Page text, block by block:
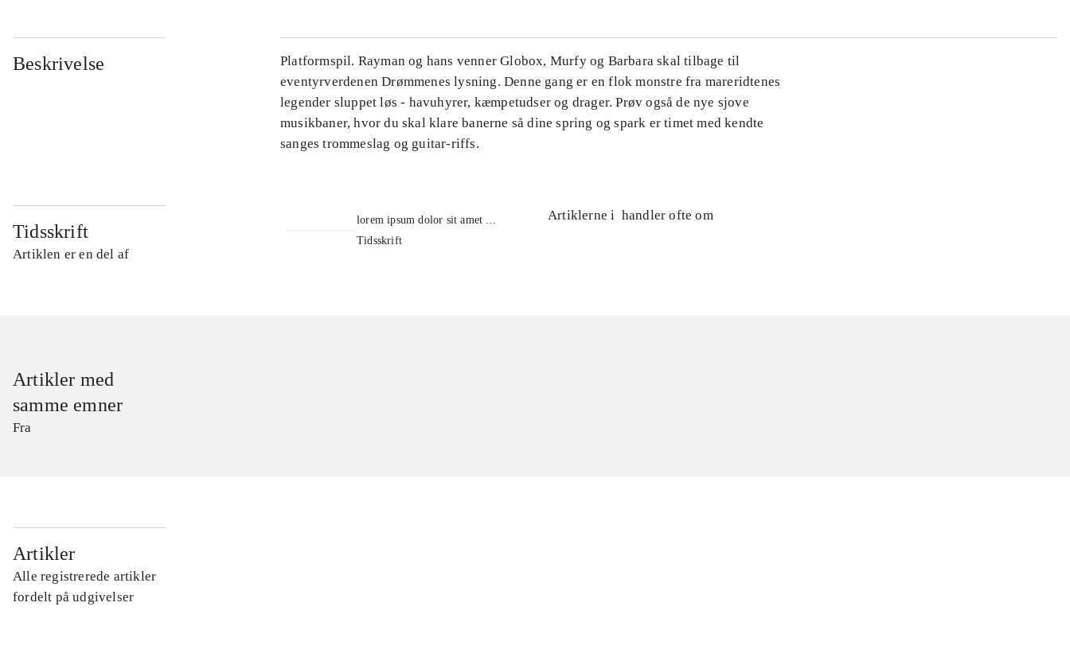
Beskrivelse
Platformspil. Rayman og hans venner Globox, Murfy og Barbara skal tilbage til
eventyrverdenen Drømmenes lysning. Denne gang er en flok monstre fra mareridtenes
legender sluppet løs - havuhyrer, kæmpetudser og drager. Prøv også de nye sjove
musikbaner, hvor du skal klare banerne så dine spring og spark er timet med kendte
sanges trommeslag og guitar-riffs.
Tidsskrift
Artiklen er en del af
lorem ipsum dolor sit amet ...
Tidsskrift
Artiklerne i handler ofte om
Artikler med
samme emner
Fra
Artikler
Alle registrerede artikler
fordelt på udgivelser